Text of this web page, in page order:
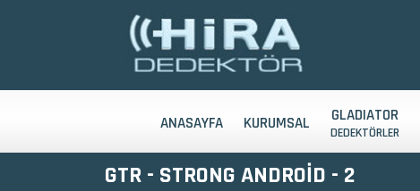
ANASAYFA KURUMSAL GLADIATOR
DEDEKTÖRLER
GTR - STRONG ANDROİD - 2